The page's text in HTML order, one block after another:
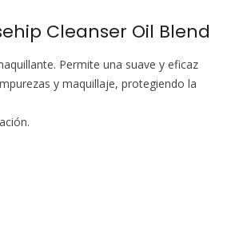
Cleanser Oil Blend
Permite una suave y eficaz
y maquillaje, protegiendo la